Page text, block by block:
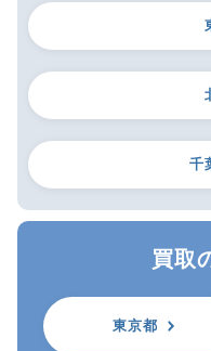
千
買取
東京都